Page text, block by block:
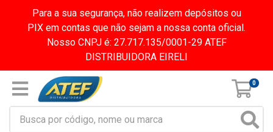
Para a sua segurança, não realizem depósitos ou
PIX em contas que não sejam a nossa conta oficial.
Nosso CNPJ é: 27.717.135/0001-29 ATEF
DISTRIBUIDORA EIRELI
0